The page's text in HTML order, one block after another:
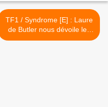
TF1 / Syndrome [E] : Laure
de Butler nous dévoile les
coulisses de la nouvelle